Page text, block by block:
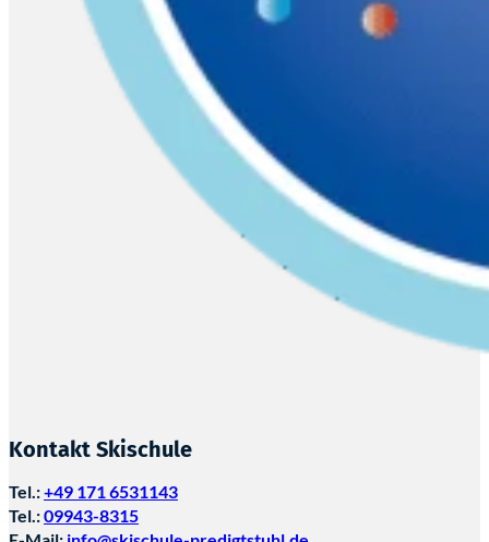
Kontakt Skischule
Tel.:+49 171 6531143
Tel.:09943-8315